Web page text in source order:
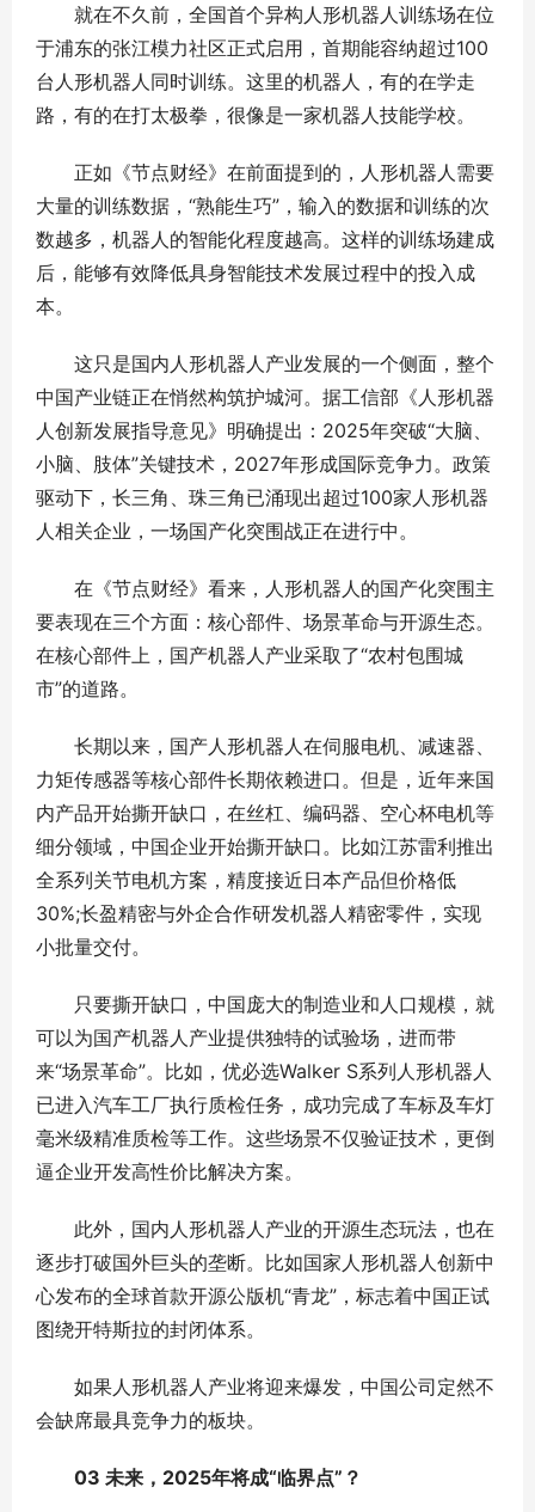
就在不久前，全国首个异构人形机器人训练场在位
于浦东的张江模力社区正式启用，首期能容纳超过100
台人形机器人同时训练。这里的机器人，有的在学走
路，有的在打太极拳，很像是一家机器人技能学校。
正如《节点财经》在前面提到的，人形机器人需要
大量的训练数据，“熟能生巧”，输入的数据和训练的次
数越多，机器人的智能化程度越高。这样的训练场建成
后，能够有效降低具身智能技术发展过程中的投入成
本。
这只是国内人形机器人产业发展的一个侧面，整个
中国产业链正在悄然构筑护城河。据工信部《人形机器
人创新发展指导意见》明确提出：2025年突破“大脑、
小脑、肢体”关键技术，2027年形成国际竞争力。政策
驱动下，长三角、珠三角已涌现出超过100家人形机器
人相关企业，一场国产化突围战正在进行中。
在《节点财经》看来，人形机器人的国产化突围主
要表现在三个方面：核心部件、场景革命与开源生态。
在核心部件上，国产机器人产业采取了“农村包围城
市”的道路。
长期以来，国产人形机器人在伺服电机、减速器、
力矩传感器等核心部件长期依赖进口。但是，近年来国
内产品开始撕开缺口，在丝杠、编码器、空心杯电机等
细分领域，中国企业开始撕开缺口。比如江苏雷利推出
全系列关节电机方案，精度接近日本产品但价格低
30%;长盈精密与外企合作研发机器人精密零件，实现
小批量交付。
只要撕开缺口，中国庞大的制造业和人口规模，就
可以为国产机器人产业提供独特的试验场，进而带
来“场景革命”。比如，优必选Walker S系列人形机器人
已进入汽车工厂执行质检任务，成功完成了车标及车灯
毫米级精准质检等工作。这些场景不仅验证技术，更倒
逼企业开发高性价比解决方案。
此外，国内人形机器人产业的开源生态玩法，也在
逐步打破国外巨头的垄断。比如国家人形机器人创新中
心发布的全球首款开源公版机“青龙”，标志着中国正试
图绕开特斯拉的封闭体系。
如果人形机器人产业将迎来爆发，中国公司定然不
会缺席最具竞争力的板块。
03 未来，2025年将成“临界点”？